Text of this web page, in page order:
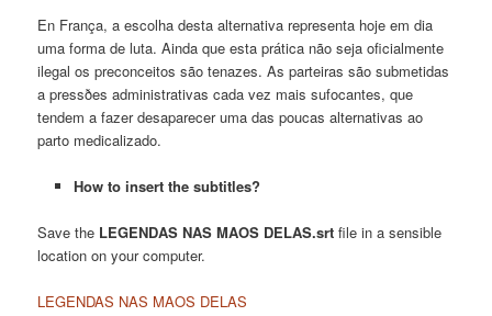
En França, a escolha desta alternativa representa hoje em dia
uma forma de luta. Ainda que esta prática não seja oficialmente
ilegal os preconceitos são tenazes. As parteiras são submetidas
a pressðes administrativas cada vez mais sufocantes, que
tendem a fazer desaparecer uma das poucas alternativas ao
parto medicalizado.
How to insert the subtitles?
Save the LEGENDAS NAS MAOS DELAS.srt file in a sensible
location on your computer.
LEGENDAS NAS MAOS DELAS